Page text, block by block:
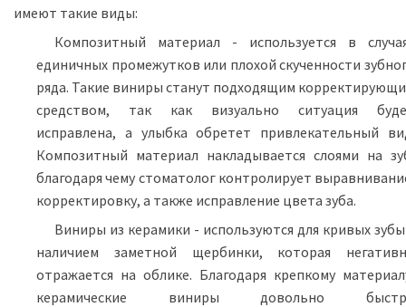
имеют такие виды:
Композитный материал - используется в
единичных промежутков или плохой скученности
ряда. Такие виниры станут подходящим
средством, так как визуально ситуация
исправлена, а улыбка обретет привлекательный
Композитный материал накладывается слоями на
благодаря чему стоматолог контролирует
корректировку, а также исправление цвета зуба.
Виниры из керамики - используются для кривых
наличием заметной щербинки, которая
отражается на облике. Благодаря крепкому
керамические виниры довольно